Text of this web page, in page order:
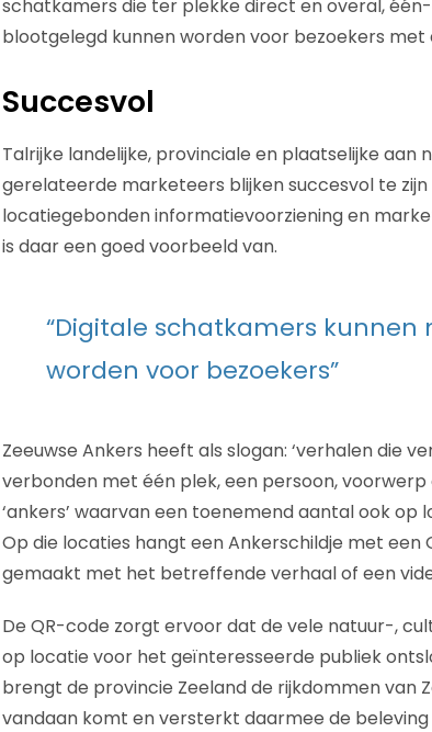
schatkamers die ter plekke direct en overal,
blootgelegd kunnen worden voor bezoekers
Succesvol
Talrijke landelijke, provinciale en plaatselijke aan
gerelateerde marketeers blijken succesvol te
locatiegebonden informatievoorziening en
is daar een goed voorbeeld van.
“Digitale schatkamers
worden voor bezoekers”
Zeeuwse Ankers heeft als slogan: ‘verhalen die
verbonden met één plek, een persoon,
‘ankers’ waarvan een toenemend aantal ook
Op die locaties hangt een Ankerschildje met
gemaakt met het betreffende verhaal of een
De QR-code zorgt ervoor dat de vele natuur-,
op locatie voor het geïnteresseerde publiek
brengt de provincie Zeeland de rijkdommen van
vandaan komt en versterkt daarmee de